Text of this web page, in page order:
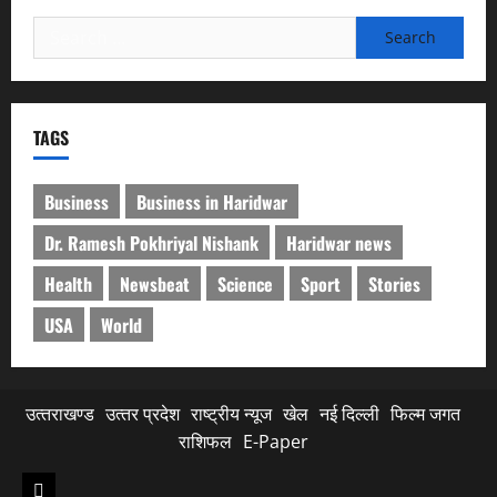
for:
TAGS
Business
Business in Haridwar
Dr. Ramesh Pokhriyal Nishank
Haridwar news
Health
Newsbeat Science Sport
Stories
USA
World
उत्‍तराखण्‍ड उत्‍तर प्रदेश राष्ट्रीय न्यूज खेल नई दिल्ली फिल्‍म जगत
राशिफल E-Paper
उत्‍तराखण्‍ड